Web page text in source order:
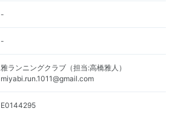
-
-
雅ランニングクラブ（担当:高橋雅人）
miyabi.run.1011@gmail.com
E0144295